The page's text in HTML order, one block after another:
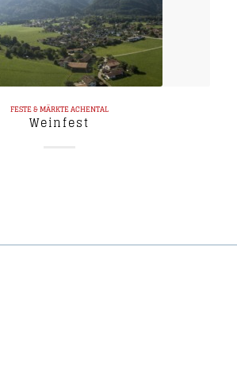
FESTE & MÄRKTEACHENTAL
Weinfest